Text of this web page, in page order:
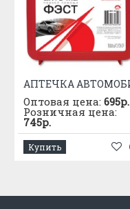
Оптовая цена: 695р.
Розничная цена:
745р.
Купить